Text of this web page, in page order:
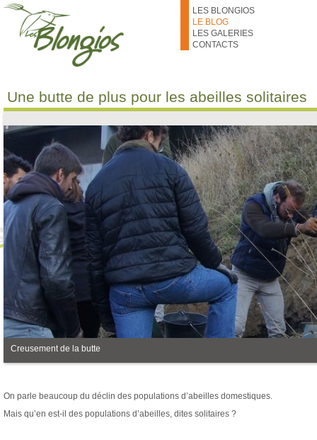
Aller au contenu principal
LES BLONGIOS
LE BLOG
LES GALERIES
CONTACTS
Une butte de plus pour les abeilles solitaires
Creusement de la butte
On parle beaucoup du déclin des populations d’abeilles domestiques.
Mais qu’en est-il des populations d’abeilles, dites solitaires ?